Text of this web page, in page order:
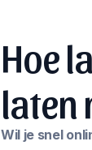
Hoe
laten
Wil je snel